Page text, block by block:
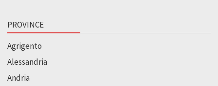
PROVINCE
Agrigento
Alessandria
Andria